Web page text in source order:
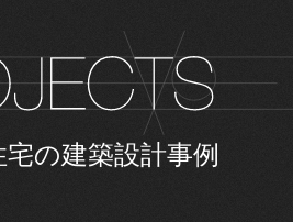
の建築設計事例